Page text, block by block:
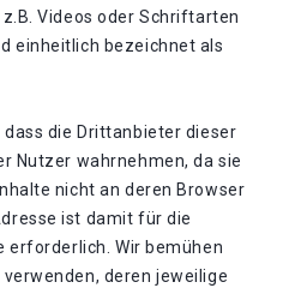
Videos oder Schriftarten
einheitlich bezeichnet als
die Drittanbieter dieser
Nutzer wahrnehmen, da sie
nicht an deren Browser
ist damit für die
erforderlich. Wir bemühen
deren jeweilige